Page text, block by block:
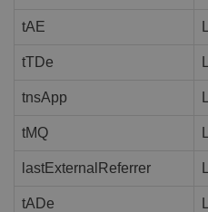
tAE
tTDe
tnsApp
tMQ
lastExternalReferrer
tADe